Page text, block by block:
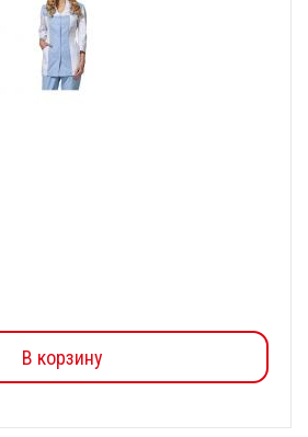
В корзину